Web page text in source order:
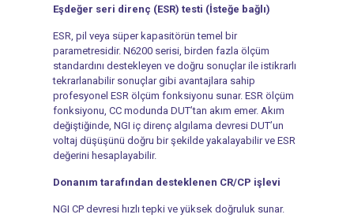
Eşdeğer seri direnç (ESR) testi (İsteğe bağlı)
ESR, pil veya süper kapasitörün temel bir
parametresidir. N6200 serisi, birden fazla ölçüm
standardını destekleyen ve doğru sonuçlar ile istikrarlı
tekrarlanabilir sonuçlar gibi avantajlara sahip
profesyonel ESR ölçüm fonksiyonu sunar. ESR ölçüm
fonksiyonu, CC modunda DUT’tan akım emer. Akım
değiştiğinde, NGI iç direnç algılama devresi DUT’un
voltaj düşüşünü doğru bir şekilde yakalayabilir ve ESR
değerini hesaplayabilir.
Donanım tarafından desteklenen CR/CP işlevi
NGI CP devresi hızlı tepki ve yüksek doğruluk sunar.